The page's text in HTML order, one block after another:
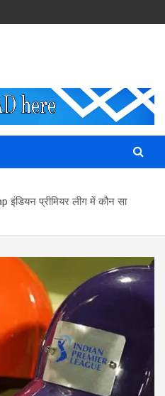
प्रीमियर लीग में कौन सा